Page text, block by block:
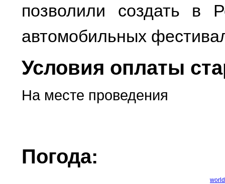
позволили создать в
автомобильных
Условия оплаты
На месте проведения
Погода: